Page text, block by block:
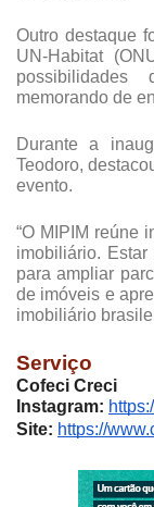
Outro destaque
UN-Habitat
memorando de
Durante a
Teodoro,
evento.
“O MIPIM reúne
imobiliário. Estar
para ampliar
de imóveis e
imobiliário
Serviço
Cofeci Creci
Instagram:
Site: https://